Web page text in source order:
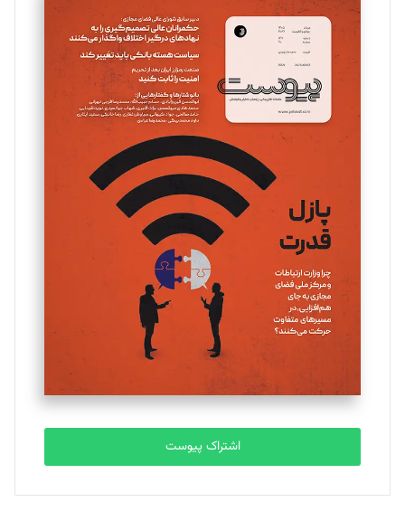
سروش کرمیان
تحریریه
مینا پاکدل
یسنا امان‌پور
تحریریه
ملینا جعفری
تحریریه
مصطفی مسجدی آرانی
تحریریه
بابک نقاش
تحریریه
اشتراک پیوست